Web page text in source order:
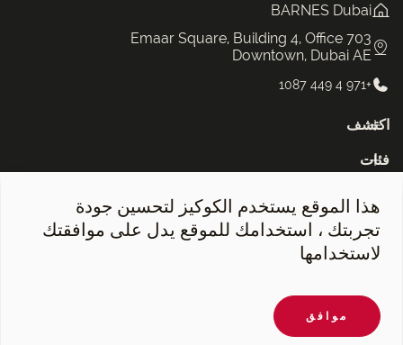
BARNES Dubai
Emaar Square, Building 4, Office 703
Downtown, Dubai AE
+971 4 449 1087
اكتشف
فئات
النشره
هذا الموقع يستخدم الكوكيز لتحسين جودة
تجربتك ، استخدامك للموقع يدل على موافقتك
لاستخدامها
موافق
POWERED BY APG IMMO CMS